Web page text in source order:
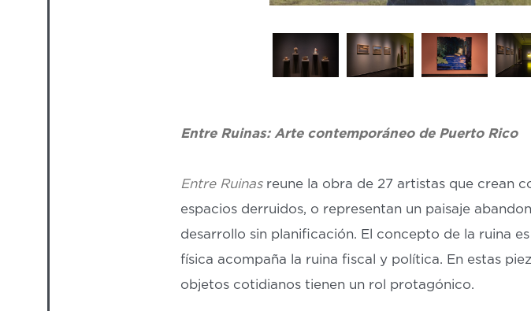
Entre Ruinas: Arte contemporáneo de Puerto Rico
Entre Ruinasreune la obra de 27 artistas que crean
espacios derruidos, o representan un paisaje
desarrollo sin planificación. El concepto de la ruina
física acompaña la ruina fiscal y política. En estas
objetos cotidianos tienen un rol protagónico.